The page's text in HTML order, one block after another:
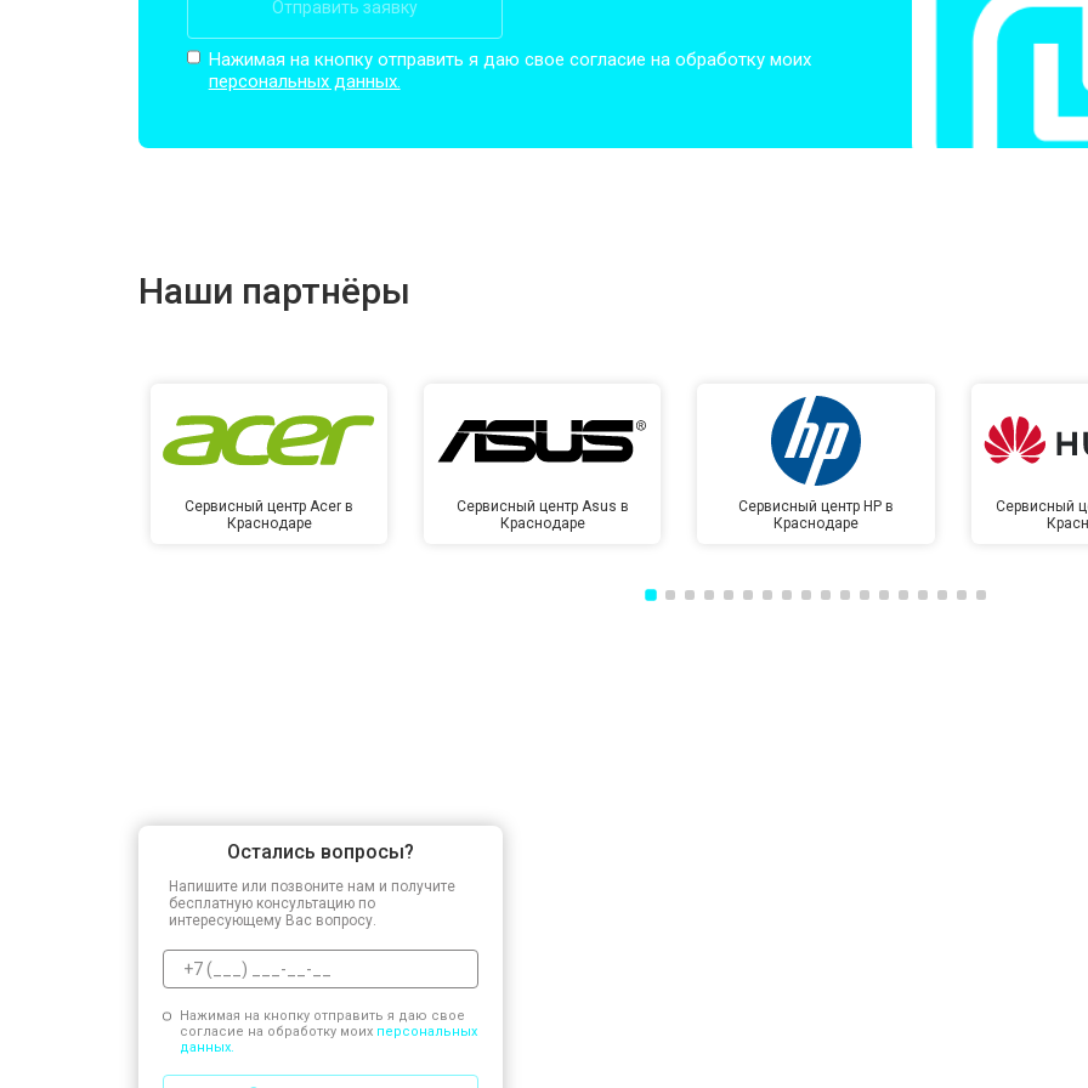
Замена кулера от 80 мин
Прошивка BIOS
Отправить заявку
Нажимая на кнопку отправить я даю свое согласие на обработку моих
персональных данных.
Наши партнёры
Сервисный центр Acer в
Краснодаре
Сервисный центр Asus в
Краснодаре
Сервисный центр HP в
Краснодаре
Сервисный
Остались вопросы?
Напишите или позвоните нам и получите
бесплатную консультацию по
интересующему Вас вопросу.
Нажимая на кнопку отправить я даю свое
согласие на обработку моих персональных
данных.